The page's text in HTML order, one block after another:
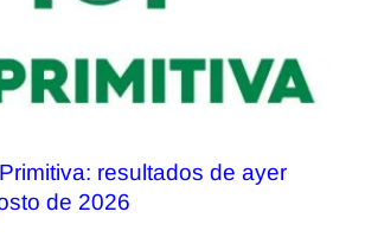
resultados de ayer
de 2026